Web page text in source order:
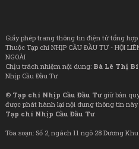
Giấy phép trang thông tin điện tử tổng hợp
Thuộc Tạp chí NHỊP CẦU ĐẦU TƯ - HỘI
NGOÀI
Chịu trách nhiệm nội dung: Bà Lê Thị
Nhịp Cầu Đầu Tư
© Tạp chí Nhịp Cầu Đầu Tưgiữ bản
được phát hành lại nội dung thông tin
Tạp chí Nhịp Cầu Đầu Tư
Tòa soạn: Số 2, ngách 11 ngõ 28 Dương